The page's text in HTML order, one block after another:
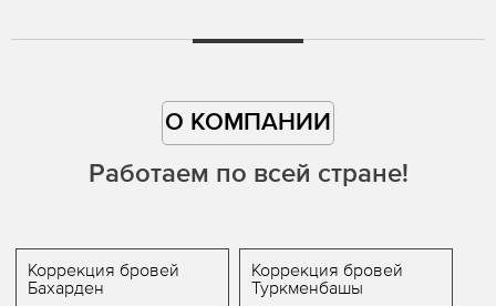
О КОМПАНИИ
Работаем по всей стране!
Коррекция бровей
Бахарден
Коррекция бровей
Туркменбашы